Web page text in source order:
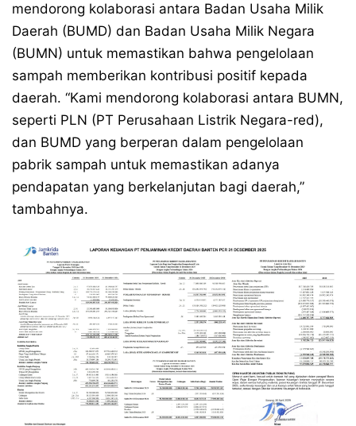
mendorong kolaborasi antara Badan Usaha Milik
Daerah (BUMD) dan Badan Usaha Milik Negara
(BUMN) untuk memastikan bahwa pengelolaan
sampah memberikan kontribusi positif kepada
daerah. “Kami mendorong kolaborasi antara BUMN,
seperti PLN (PT Perusahaan Listrik Negara-red),
dan BUMD yang berperan dalam pengelolaan
pabrik sampah untuk memastikan adanya
pendapatan yang berkelanjutan bagi daerah,”
tambahnya.